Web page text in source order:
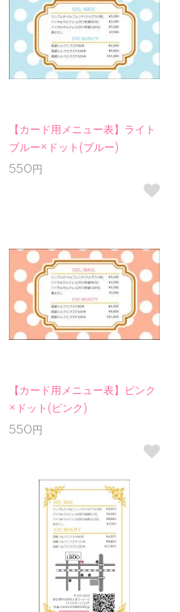
【カード用メニュー表】ライト
ブルー×ドット(ブルー)
550円
【カード用メニュー表】ピンク
×ドット(ピンク)
550円